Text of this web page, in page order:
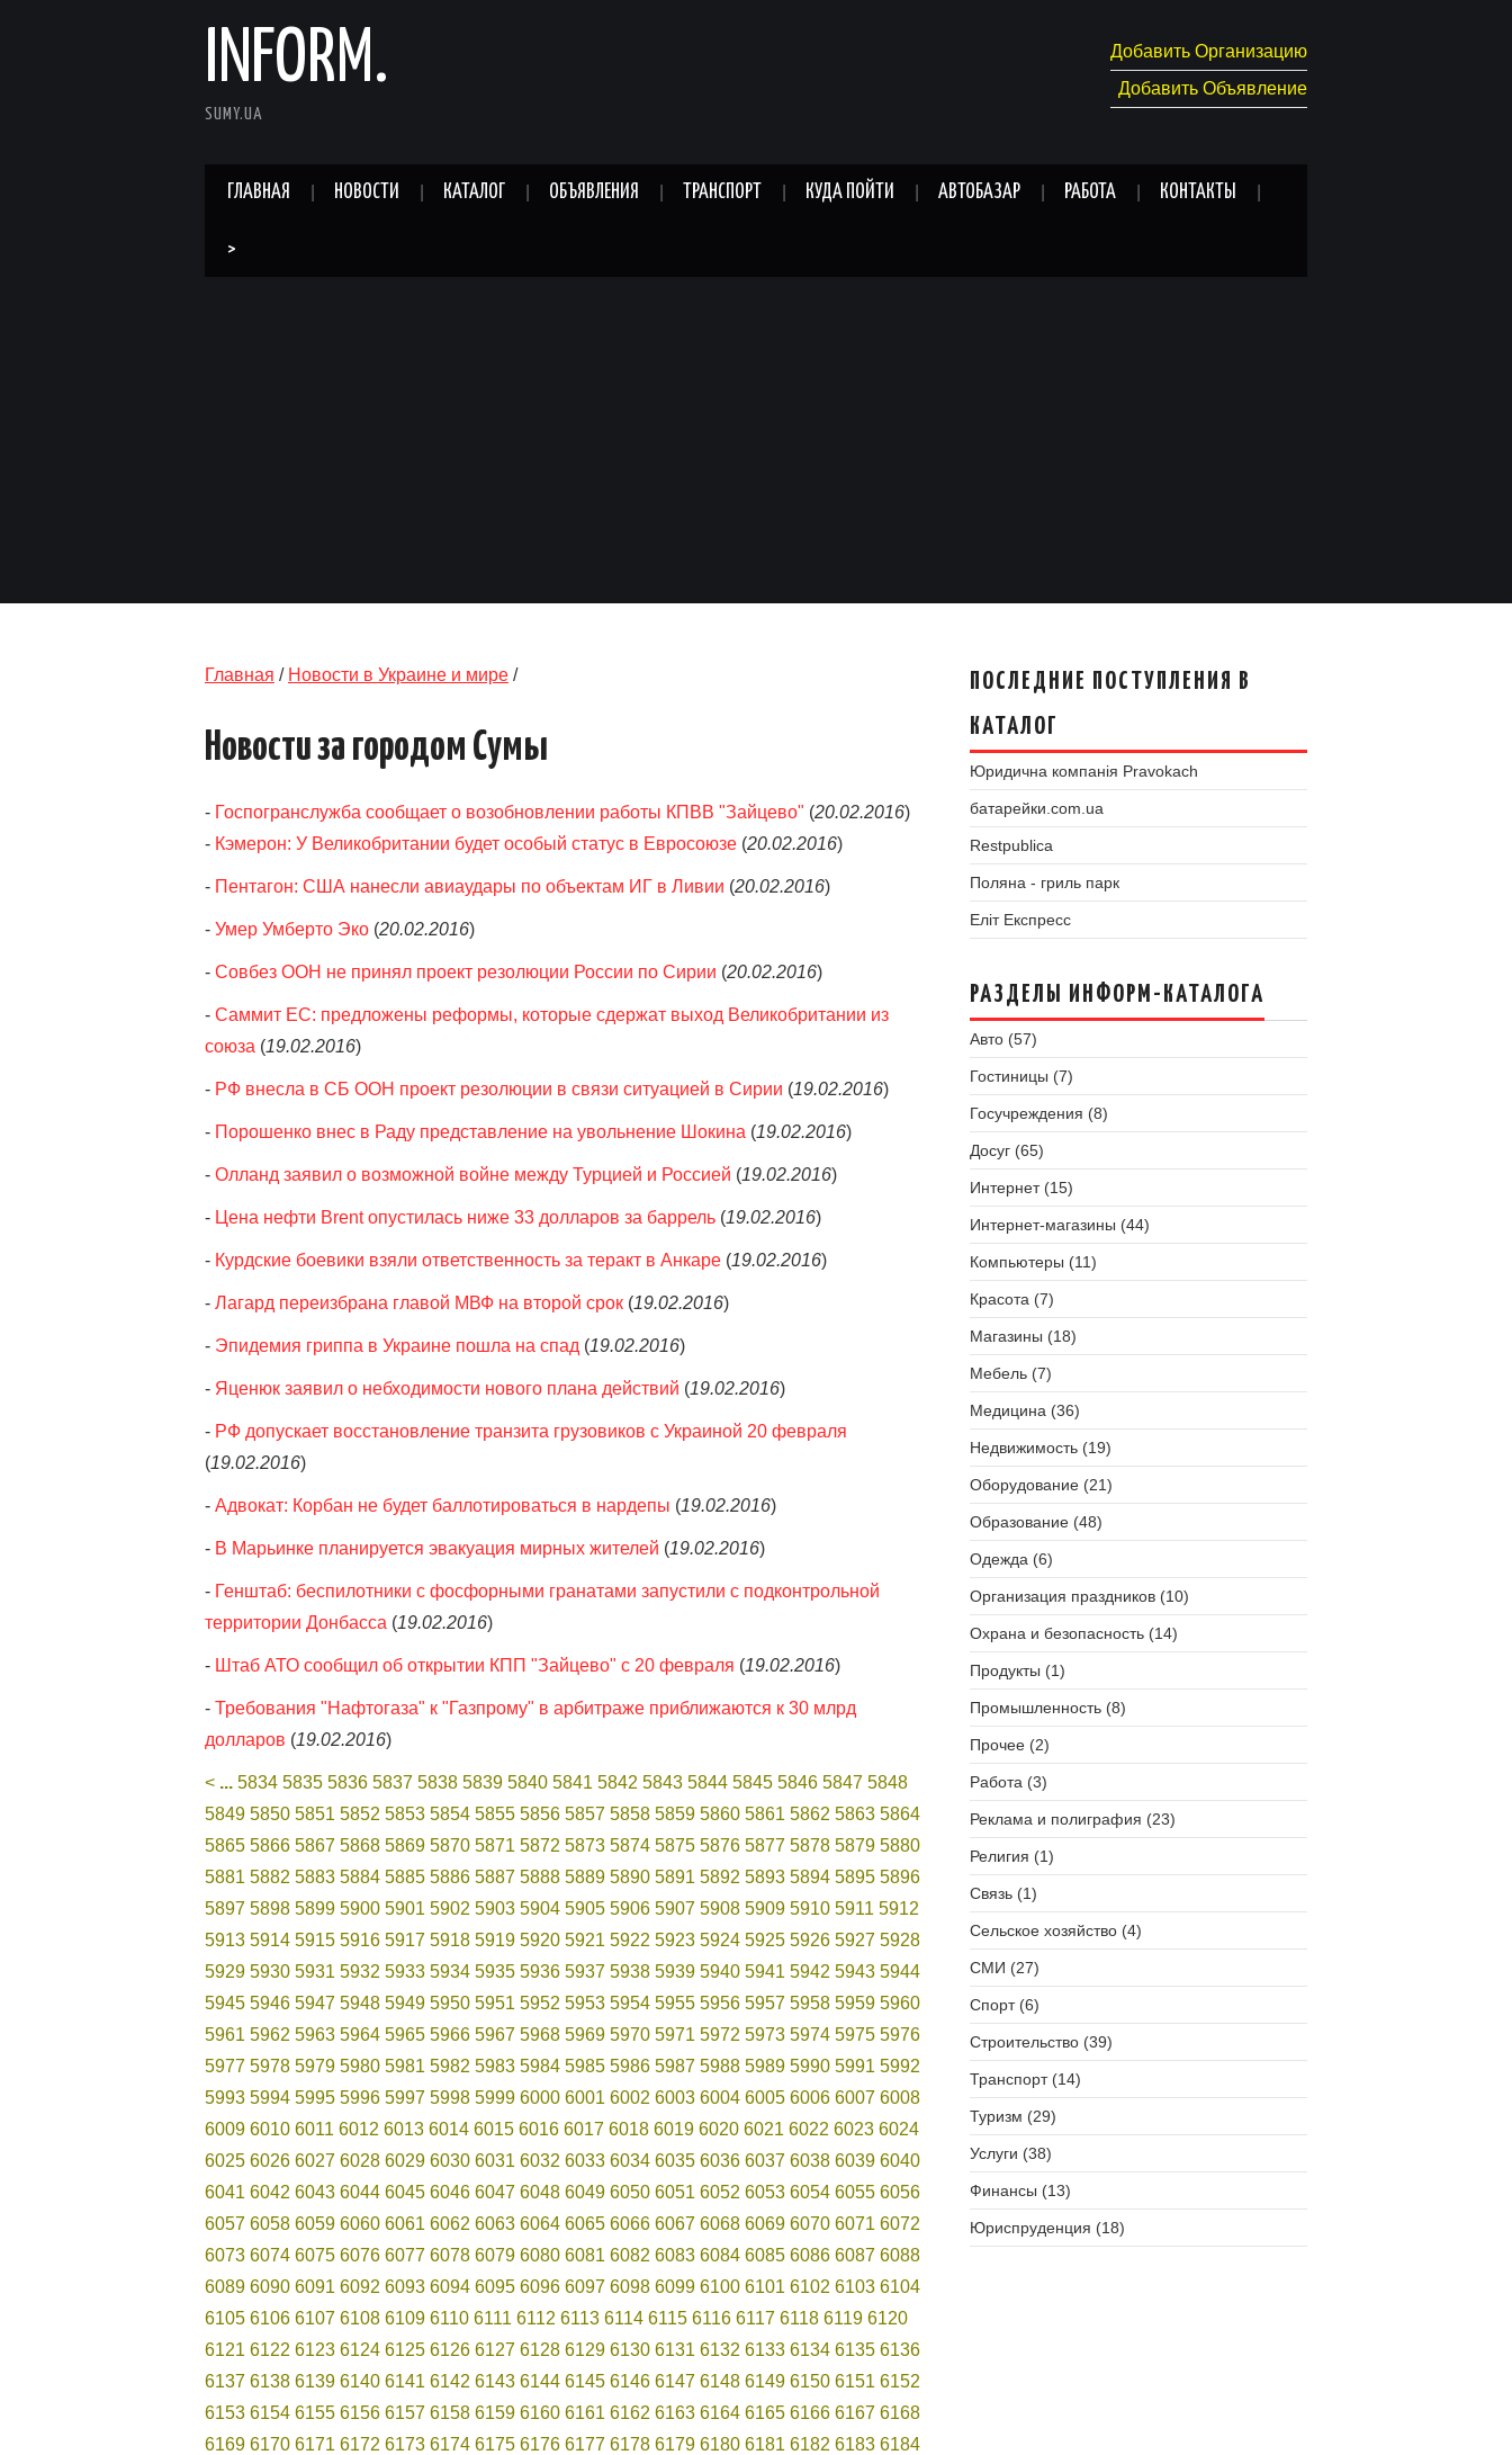
INFORM.
SUMY.UA
Добавить Организацию
Добавить Объявление
ГЛАВНАЯ НОВОСТИ КАТАЛОГ ОБЪЯВЛЕНИЯ ТРАНСПОРТ КУДА ПОЙТИ АВТОБАЗАР РАБОТА КОНТАКТЫ
>
Главная / Новости в Украине и мире /
Новости за городом Сумы
- Госпогранслужба сообщает о возобновлении работы КПВВ "Зайцево" (20.02.2016)
- Кэмерон: У Великобритании будет особый статус в Евросоюзе (20.02.2016)
- Пентагон: США нанесли авиаудары по объектам ИГ в Ливии (20.02.2016)
- Умер Умберто Эко (20.02.2016)
- Совбез ООН не принял проект резолюции России по Сирии (20.02.2016)
- Саммит ЕС: предложены реформы, которые сдержат выход Великобритании из
союза (19.02.2016)
- РФ внесла в СБ ООН проект резолюции в связи ситуацией в Сирии (19.02.2016)
- Порошенко внес в Раду представление на увольнение Шокина (19.02.2016)
- Олланд заявил о возможной войне между Турцией и Россией (19.02.2016)
- Цена нефти Brent опустилась ниже 33 долларов за баррель (19.02.2016)
- Курдские боевики взяли ответственность за теракт в Анкаре (19.02.2016)
- Лагард переизбрана главой МВФ на второй срок (19.02.2016)
- Эпидемия гриппа в Украине пошла на спад (19.02.2016)
- Яценюк заявил о небходимости нового плана действий (19.02.2016)
- РФ допускает восстановление транзита грузовиков с Украиной 20 февраля
(19.02.2016)
- Адвокат: Корбан не будет баллотироваться в нардепы (19.02.2016)
- В Марьинке планируется эвакуация мирных жителей (19.02.2016)
- Генштаб: беспилотники с фосфорными гранатами запустили с подконтрольной
территории Донбасса (19.02.2016)
- Штаб АТО сообщил об открытии КПП "Зайцево" с 20 февраля (19.02.2016)
- Требования "Нафтогаза" к "Газпрому" в арбитраже приближаются к 30 млрд
долларов (19.02.2016)
< ... 5834 5835 5836 5837 5838 5839 5840 5841 5842 5843 5844 5845 5846 5847 5848
5849 5850 5851 5852 5853 5854 5855 5856 5857 5858 5859 5860 5861 5862 5863 5864
5865 5866 5867 5868 5869 5870 5871 5872 5873 5874 5875 5876 5877 5878 5879 5880
5881 5882 5883 5884 5885 5886 5887 5888 5889 5890 5891 5892 5893 5894 5895 5896
5897 5898 5899 5900 5901 5902 5903 5904 5905 5906 5907 5908 5909 5910 5911 5912
5913 5914 5915 5916 5917 5918 5919 5920 5921 5922 5923 5924 5925 5926 5927 5928
5929 5930 5931 5932 5933 5934 5935 5936 5937 5938 5939 5940 5941 5942 5943 5944
5945 5946 5947 5948 5949 5950 5951 5952 5953 5954 5955 5956 5957 5958 5959 5960
5961 5962 5963 5964 5965 5966 5967 5968 5969 5970 5971 5972 5973 5974 5975 5976
5977 5978 5979 5980 5981 5982 5983 5984 5985 5986 5987 5988 5989 5990 5991 5992
5993 5994 5995 5996 5997 5998 5999 6000 6001 6002 6003 6004 6005 6006 6007 6008
6009 6010 6011 6012 6013 6014 6015 6016 6017 6018 6019 6020 6021 6022 6023 6024
6025 6026 6027 6028 6029 6030 6031 6032 6033 6034 6035 6036 6037 6038 6039 6040
6041 6042 6043 6044 6045 6046 6047 6048 6049 6050 6051 6052 6053 6054 6055 6056
6057 6058 6059 6060 6061 6062 6063 6064 6065 6066 6067 6068 6069 6070 6071 6072
6073 6074 6075 6076 6077 6078 6079 6080 6081 6082 6083 6084 6085 6086 6087 6088
6089 6090 6091 6092 6093 6094 6095 6096 6097 6098 6099 6100 6101 6102 6103 6104
6105 6106 6107 6108 6109 6110 6111 6112 6113 6114 6115 6116 6117 6118 6119 6120
6121 6122 6123 6124 6125 6126 6127 6128 6129 6130 6131 6132 6133 6134 6135 6136
6137 6138 6139 6140 6141 6142 6143 6144 6145 6146 6147 6148 6149 6150 6151 6152
6153 6154 6155 6156 6157 6158 6159 6160 6161 6162 6163 6164 6165 6166 6167 6168
6169 6170 6171 6172 6173 6174 6175 6176 6177 6178 6179 6180 6181 6182 6183 6184
ПОСЛЕДНИЕ ПОСТУПЛЕНИЯ В
КАТАЛОГ
Юридична компанія Pravokach
батарейки.com.ua
Restpublica
Поляна - гриль парк
Еліт Експресс
РАЗДЕЛЫ ИНФОРМ-КАТАЛОГА
Авто (57)
Гостиницы (7)
Госучреждения (8)
Досуг (65)
Интернет (15)
Интернет-магазины (44)
Компьютеры (11)
Красота (7)
Магазины (18)
Мебель (7)
Медицина (36)
Недвижимость (19)
Оборудование (21)
Образование (48)
Одежда (6)
Организация праздников (10)
Охрана и безопасность (14)
Продукты (1)
Промышленность (8)
Прочее (2)
Работа (3)
Реклама и полиграфия (23)
Религия (1)
Связь (1)
Сельское хозяйство (4)
СМИ (27)
Спорт (6)
Строительство (39)
Транспорт (14)
Туризм (29)
Услуги (38)
Финансы (13)
Юриспруденция (18)